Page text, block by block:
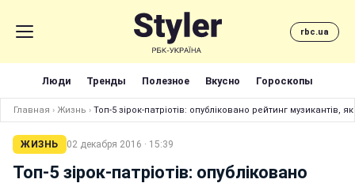
rbc.ua
Люди Тренды Полезное Вкусно Гороскопы
Главная › Жизнь › Топ-5 зірок-патріотів: опубліковано рейтинг музикантів,
ЖИЗНЬ 02 декабря 2016 · 15:39
Топ-5 зірок-патріотів: опубліковано